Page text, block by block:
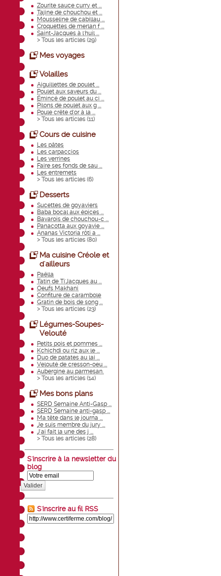
Zourite sauce curry et ...
Tajine de chouchou et ...
Mousseline de cabillau ...
Croquettes de merlan f ...
Saint-Jacques à l'huil ...
> Tous les articles (29)
Mes voyages
Volailles
Aiguillettes de poulet ...
Poulet aux saveurs du ...
Émincé de poulet au ci ...
Pilons de poulet aux g ...
Poule crête d'or à la ...
> Tous les articles (11)
Cours de cuisine
Les pâtes
Les carpaccios
Les verrines
Faire ses fonds de sau ...
Les entremets
> Tous les articles (6)
Desserts
Sucettes de goyaviers
Baba bocal aux épices ...
Bavarois de chouchou-c ...
Panacotta aux goyavie ...
Ananas Victoria rôti a ...
> Tous les articles (80)
Ma cuisine Créole et
d'ailleurs
Paëlla
Tatin de Ti'Jacques au ...
Oeufs Makhani
Confiture de carambole
Gratin de bois de song ...
> Tous les articles (23)
Légumes-Soupes-
Velouté
Petits pois et pommes ...
Kchichdi ou riz aux le ...
Duo de patates au lai ...
Velouté de cresson-oeu ...
Aubergine au parmesan.
> Tous les articles (14)
Mes bons plans
SERD Semaine Anti-Gasp ...
SERD Semaine anti-gasp ...
Ma tête dans le journa ...
Je suis membre du jury ...
J'ai fait la une des j ...
> Tous les articles (28)
S'inscrire à la newsletter du
blog
Valider
S'inscrire au fil RSS